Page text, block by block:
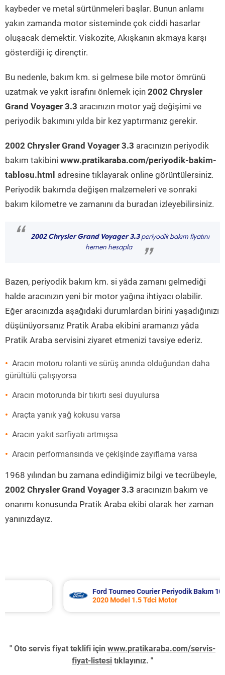
kaybeder ve metal sürtünmeleri başlar. Bunun anlamı
yakın zamanda motor sisteminde çok ciddi hasarlar
oluşacak demektir. Viskozite, Akışkanın akmaya karşı
gösterdiği iç dirençtir.
Bu nedenle, bakım km. si gelmese bile motor ömrünü
uzatmak ve yakıt israfını önlemek için 2002 Chrysler
Grand Voyager 3.3 aracınızın motor yağ değişimi ve
periyodik bakımını yılda bir kez yaptırmanız gerekir.
2002 Chrysler Grand Voyager 3.3 aracınızın periyodik
bakım takibini www.pratikaraba.com/periyodik-bakim-
tablosu.html adresine tıklayarak online görüntülersiniz.
Periyodik bakımda değişen malzemeleri ve sonraki
bakım kilometre ve zamanını da buradan izleyebilirsiniz.
“ 2002 Chrysler Grand Voyager 3.3periyodik bakım fiyatını
hemen hesapla
”
Bazen, periyodik bakım km. si yâda zamanı gelmediği
halde aracınızın yeni bir motor yağına ihtiyacı olabilir.
Eğer aracınızda aşağıdaki durumlardan birini yaşadığınızı
düşünüyorsanız Pratik Araba ekibini aramanızı yâda
Pratik Araba servisini ziyaret etmenizi tavsiye ederiz.
Aracın motoru rolanti ve sürüş anında olduğundan daha
gürültülü çalışıyorsa
Aracın motorunda bir tıkırtı sesi duyulursa
Araçta yanık yağ kokusu varsa
Aracın yakıt sarfiyatı artmışsa
Aracın performansında ve çekişinde zayıflama varsa
1968 yılından bu zamana edindiğimiz bilgi ve tecrübeyle,
2002 Chrysler Grand Voyager 3.3 aracınızın bakım ve
onarımı konusunda Pratik Araba ekibi olarak her zaman
yanınızdayız.
Ford Tourneo Courier Periyodik Bakım 10.485 TL
2020 Model 1.5 Tdci Motor
" Oto servis fiyat teklifi için www.pratikaraba.com/servis-
fiyat-listesi tıklayınız. "